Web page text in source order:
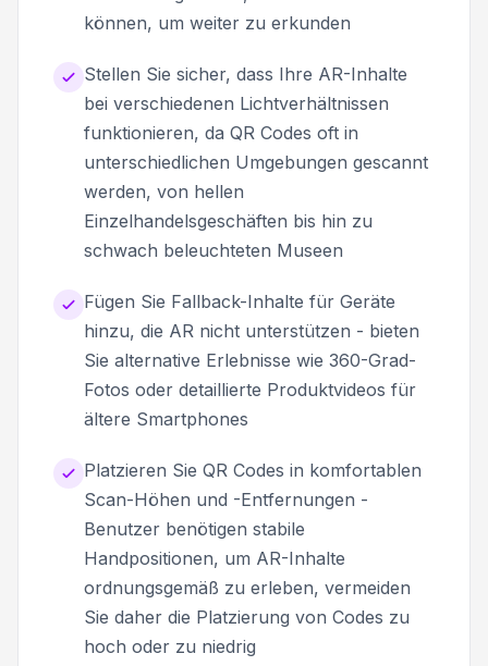
können, um weiter zu erkunden
Stellen Sie sicher, dass Ihre AR-Inhalte
bei verschiedenen Lichtverhältnissen
funktionieren, da QR Codes oft in
unterschiedlichen Umgebungen gescannt
werden, von hellen
Einzelhandelsgeschäften bis hin zu
schwach beleuchteten Museen
Fügen Sie Fallback-Inhalte für Geräte
hinzu, die AR nicht unterstützen - bieten
Sie alternative Erlebnisse wie 360-Grad-
Fotos oder detaillierte Produktvideos für
ältere Smartphones
Platzieren Sie QR Codes in komfortablen
Scan-Höhen und -Entfernungen -
Benutzer benötigen stabile
Handpositionen, um AR-Inhalte
ordnungsgemäß zu erleben, vermeiden
Sie daher die Platzierung von Codes zu
hoch oder zu niedrig